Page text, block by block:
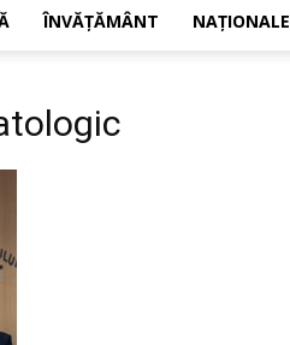
ÎNVĂȚĂMÂNT NAȚIONALE